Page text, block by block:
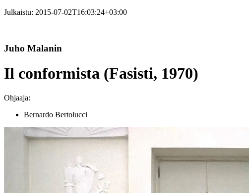
Julkaistu: 2015-07-02T16:03:24+03:00
Juho Malanin
Il conformista (Fasisti, 1970)
Ohjaaja:
Bernardo Bertolucci